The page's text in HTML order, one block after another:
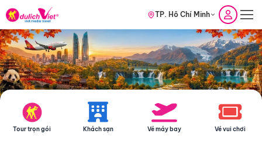
TP. Hồ Chí Minh
Tour trọn gói Khách sạn Vé máy bay Vé vui chơi